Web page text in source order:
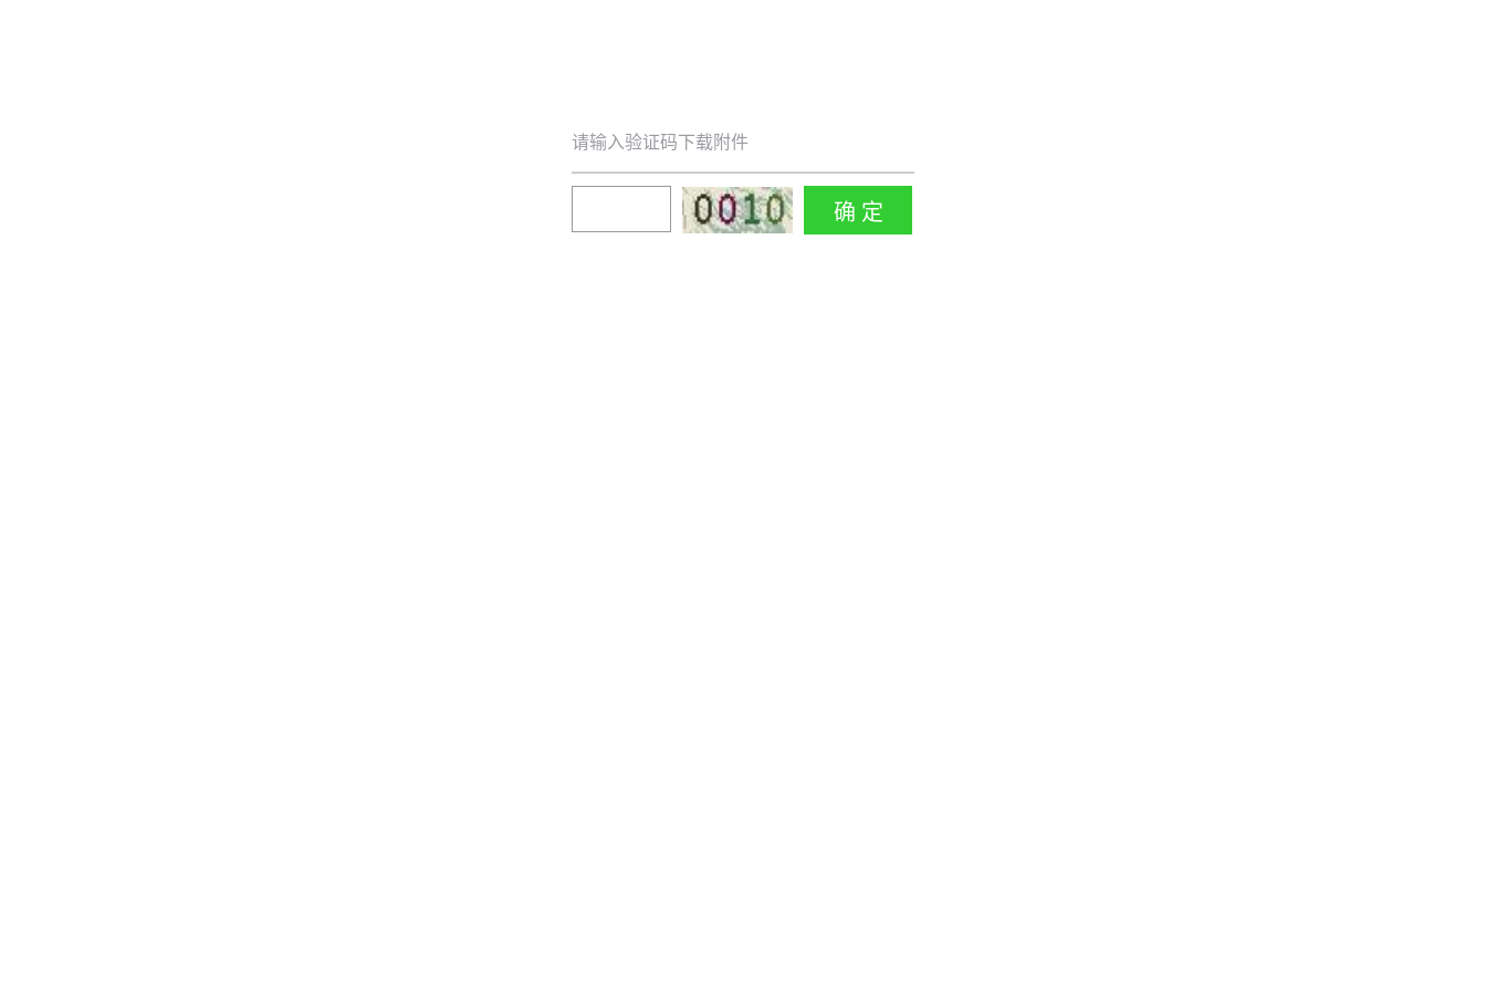
请输入验证码下载附件